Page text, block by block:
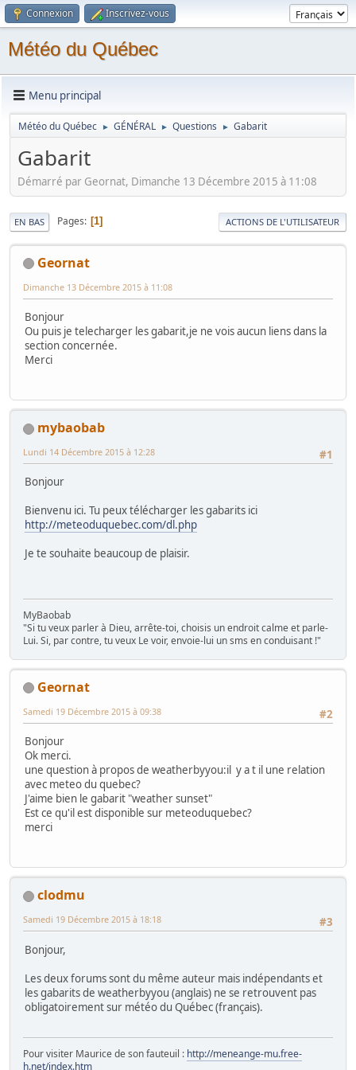
Connexion Inscrivez-vous
Météo du Québec
Menu principal
Météo du Québec ► GÉNÉRAL ► Questions ► Gabarit
Gabarit
Démarré par Geornat, Dimanche 13 Décembre 2015 à 11:08
EN BAS Pages 1 ACTIONS DE L'UTILISATEUR
Geornat
Dimanche 13 Décembre 2015 à 11:08
Bonjour
Ou puis je telecharger les gabarit,je ne vois aucun liens dans la
section concernée.
Merci
mybaobab
#1
Lundi 14 Décembre 2015 à 12:28
Bonjour
Bienvenu ici. Tu peux télécharger les gabarits ici
http://meteoduquebec.com/dl.php
Je te souhaite beaucoup de plaisir.
MyBaobab
"Si tu veux parler à Dieu, arrête-toi, choisis un endroit calme et parle-
Lui. Si, par contre, tu veux Le voir, envoie-lui un sms en conduisant !"
Geornat
#2
Samedi 19 Décembre 2015 à 09:38
Bonjour
Ok merci.
une question à propos de weatherbyyou:il y a t il une relation
avec meteo du quebec?
J'aime bien le gabarit "weather sunset"
Est ce qu'il est disponible sur meteoduquebec?
merci
clodmu
#3
Samedi 19 Décembre 2015 à 18:18
Bonjour,
Les deux forums sont du même auteur mais indépendants et
les gabarits de weatherbyyou (anglais) ne se retrouvent pas
obligatoirement sur météo du Québec (français).
Pour visiter Maurice de son fauteuil : http://meneange-mu.free-
h.net/index.htm